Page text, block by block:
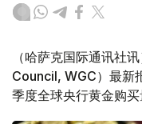
（哈萨克国际通讯社
Council, WGC）最新
季度全球央行黄金购买